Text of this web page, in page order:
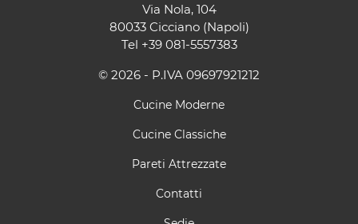
Via Nola, 104
80033 Cicciano (Napoli)
Tel +39 081-5557383
© 2026 - P.IVA 09697921212
Cucine Moderne
Cucine Classiche
Pareti Attrezzate
Contatti